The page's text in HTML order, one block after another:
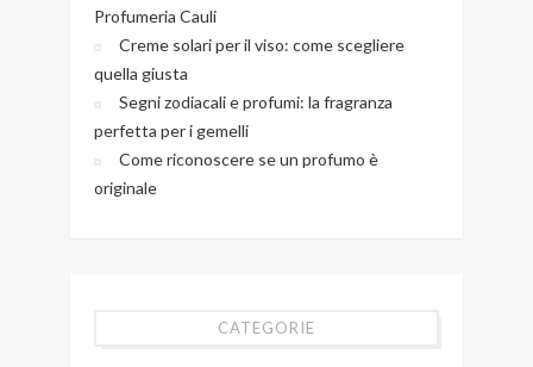
Profumeria Cauli
Creme solari per il viso: come scegliere
quella giusta
Segni zodiacali e profumi: la fragranza
perfetta per i gemelli
Come riconoscere se un profumo è
originale
CATEGORIE